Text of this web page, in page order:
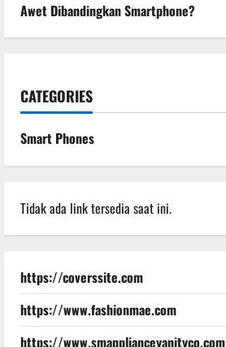
Awet Dibandingkan Smartphone?
CATEGORIES
Smart Phones
Tidak ada link tersedia saat ini.
https://coverssite.com
https://www.fashionmae.com
https://www.smapplianceyanityco.com